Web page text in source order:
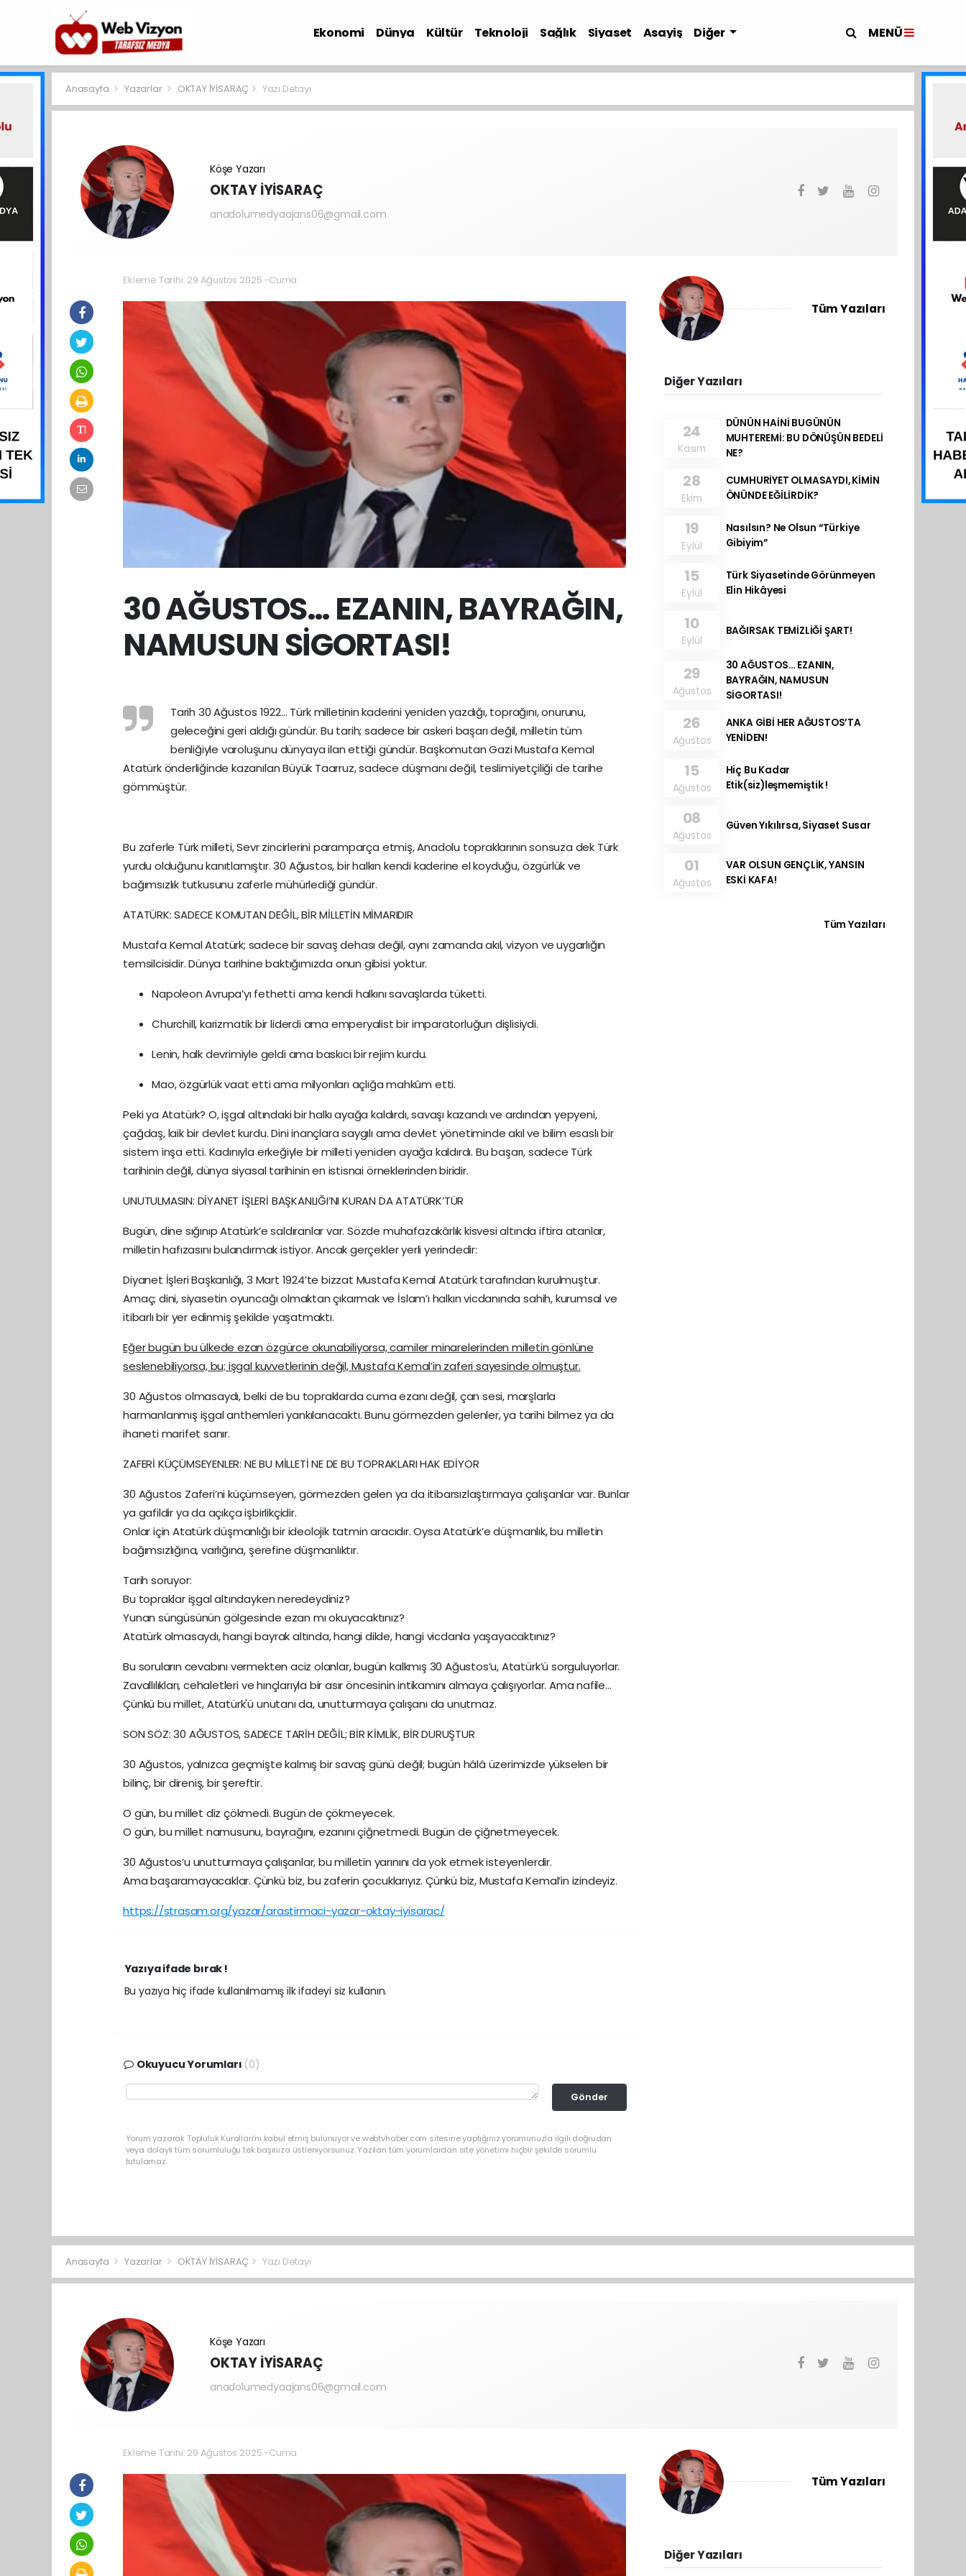
Ekonomi Dünya Kültür Teknoloji Sağlık Siyaset Asayiş Diğer MENÜ
Anasayfa Yazarlar OKTAY İYİSARAÇ Yazı Detayı
Köşe Yazarı
OKTAY İYİSARAÇ
anadolumedyaajans06@gmail.com
Ekleme Tarihi: 29 Ağustos 2025 -Cuma
30 AĞUSTOS… EZANIN, BAYRAĞIN,
NAMUSUN SİGORTASI!
Tarih 30 Ağustos 1922… Türk milletinin kaderini yeniden yazdığı, toprağını, onurunu,
geleceğini geri aldığı gündür. Bu tarih; sadece bir askeri başarı değil, milletin tüm
benliğiyle varoluşunu dünyaya ilan ettiği gündür. Başkomutan Gazi Mustafa Kemal
Atatürk önderliğinde kazanılan Büyük Taarruz, sadece düşmanı değil, teslimiyetçiliği de tarihe
gömmüştür.
Bu zaferle Türk milleti, Sevr zincirlerini paramparça etmiş, Anadolu topraklarının sonsuza dek Türk
yurdu olduğunu kanıtlamıştır. 30 Ağustos, bir halkın kendi kaderine el koyduğu, özgürlük ve
bağımsızlık tutkusunu zaferle mühürlediği gündür.
ATATÜRK: SADECE KOMUTAN DEĞİL, BİR MİLLETİN MİMARIDIR
Mustafa Kemal Atatürk; sadece bir savaş dehası değil, aynı zamanda akıl, vizyon ve uygarlığın
temsilcisidir. Dünya tarihine baktığımızda onun gibisi yoktur.
Napoleon Avrupa’yı fethetti ama kendi halkını savaşlarda tüketti.
Churchill, karizmatik bir liderdi ama emperyalist bir imparatorluğun dişlisiydi.
Lenin, halk devrimiyle geldi ama baskıcı bir rejim kurdu.
Mao, özgürlük vaat etti ama milyonları açlığa mahkûm etti.
Peki ya Atatürk? O, işgal altındaki bir halkı ayağa kaldırdı, savaşı kazandı ve ardından yepyeni,
çağdaş, laik bir devlet kurdu. Dini inançlara saygılı ama devlet yönetiminde akıl ve bilim esaslı bir
sistem inşa etti. Kadınıyla erkeğiyle bir milleti yeniden ayağa kaldırdı. Bu başarı, sadece Türk
tarihinin değil, dünya siyasal tarihinin en istisnai örneklerinden biridir.
UNUTULMASIN: DİYANET İŞLERİ BAŞKANLIĞI’NI KURAN DA ATATÜRK’TÜR
Bugün, dine sığınıp Atatürk’e saldıranlar var. Sözde muhafazakârlık kisvesi altında iftira atanlar,
milletin hafızasını bulandırmak istiyor. Ancak gerçekler yerli yerindedir:
Diyanet İşleri Başkanlığı, 3 Mart 1924’te bizzat Mustafa Kemal Atatürk tarafından kurulmuştur.
Amaç; dini, siyasetin oyuncağı olmaktan çıkarmak ve İslam’ı halkın vicdanında sahih, kurumsal ve
itibarlı bir yer edinmiş şekilde yaşatmaktı.
Eğer bugün bu ülkede ezan özgürce okunabiliyorsa, camiler minarelerinden milletin gönlüne
seslenebiliyorsa, bu; işgal kuvvetlerinin değil,Mustafa Kemal’in zaferi sayesindeolmuştur.
30 Ağustos olmasaydı, belki de bu topraklarda cuma ezanı değil, çan sesi, marşlarla
harmanlanmış işgal anthemleri yankılanacaktı. Bunu görmezden gelenler, ya tarihi bilmez ya da
ihaneti marifet sanır.
ZAFERİ KÜÇÜMSEYENLER: NE BU MİLLETİ NE DE BU TOPRAKLARI HAK EDİYOR
30 Ağustos Zaferi’ni küçümseyen, görmezden gelen ya da itibarsızlaştırmaya çalışanlar var. Bunlar
ya gafildir ya da açıkça işbirlikçidir.
Onlar için Atatürk düşmanlığı bir ideolojik tatmin aracıdır. Oysa Atatürk’e düşmanlık, bu milletin
bağımsızlığına, varlığına, şerefine düşmanlıktır.
Tarih soruyor:
Bu topraklar işgal altındayken neredeydiniz?
Yunan süngüsünün gölgesinde ezan mı okuyacaktınız?
Atatürk olmasaydı, hangi bayrak altında, hangi dilde, hangi vicdanla yaşayacaktınız?
Bu soruların cevabını vermekten aciz olanlar, bugün kalkmış 30 Ağustos’u, Atatürk’ü sorguluyorlar.
Zavallılıkları, cehaletleri ve hınçlarıyla bir asır öncesinin intikamını almaya çalışıyorlar. Ama nafile…
Çünkü bu millet, Atatürk'ü unutanı da, unutturmaya çalışanı da unutmaz.
SON SÖZ: 30 AĞUSTOS, SADECE TARİH DEĞİL; BİR KİMLİK, BİR DURUŞTUR
30 Ağustos, yalnızca geçmişte kalmış bir savaş günü değil; bugün hâlâ üzerimizde yükselen bir
bilinç, bir direniş, bir şereftir.
O gün, bu millet diz çökmedi. Bugün de çökmeyecek.
O gün, bu millet namusunu, bayrağını, ezanını çiğnetmedi. Bugün de çiğnetmeyecek.
30 Ağustos’u unutturmaya çalışanlar, bu milletin yarınını da yok etmek isteyenlerdir.
Ama başaramayacaklar. Çünkü biz, bu zaferin çocuklarıyız. Çünkü biz, Mustafa Kemal’in izindeyiz.
https://strasam.org/yazar/arastirmaci-yazar-oktay-iyisarac/
Yazıya ifade bırak !
Bu yazıya hiç ifade kullanılmamış ilk ifadeyi siz kullanın.
Okuyucu Yorumları (0)
Gönder
Yorum yazarak Topluluk Kuralları’nı kabul etmiş bulunuyor ve webtvhaber.com sitesine yaptığınız yorumunuzla ilgili doğrudan
veya dolaylı tüm sorumluluğu tek başınıza üstleniyorsunuz. Yazılan tüm yorumlardan site yönetimi hiçbir şekilde sorumlu
tutulamaz.
Tüm Yazıları
Diğer Yazıları
24
Kasım
DÜNÜN HAİNİ BUGÜNÜN
MUHTEREMİ: BU DÖNÜŞÜN BEDELİ
NE?
28
Ekim
CUMHURİYET OLMASAYDI, KİMİN
ÖNÜNDE EĞİLİRDİK?
19
Eylül
Nasılsın? Ne Olsun “Türkiye
Gibiyim”
15
Eylül
Türk Siyasetinde Görünmeyen
Elin Hikâyesi
10
Eylül
BAĞIRSAK TEMİZLİĞİ ŞART!
29
Ağustos
30 AĞUSTOS… EZANIN,
BAYRAĞIN, NAMUSUN
SİGORTASI!
26
Ağustos
ANKA GİBİ HER AĞUSTOS’TA
YENİDEN!
15
Ağustos
Hiç Bu Kadar
Etik(siz)leşmemiştik !
08
Ağustos
Güven Yıkılırsa, Siyaset Susar
01
Ağustos
VAR OLSUN GENÇLİK, YANSIN
ESKİ KAFA!
Tüm Yazıları
Anasayfa Yazarlar OKTAY İYİSARAÇ Yazı Detayı
Köşe Yazarı
OKTAY İYİSARAÇ
anadolumedyaajans06@gmail.com
Ekleme Tarihi: 29 Ağustos 2025 -Cuma
Tüm Yazıları
Diğer Yazıları